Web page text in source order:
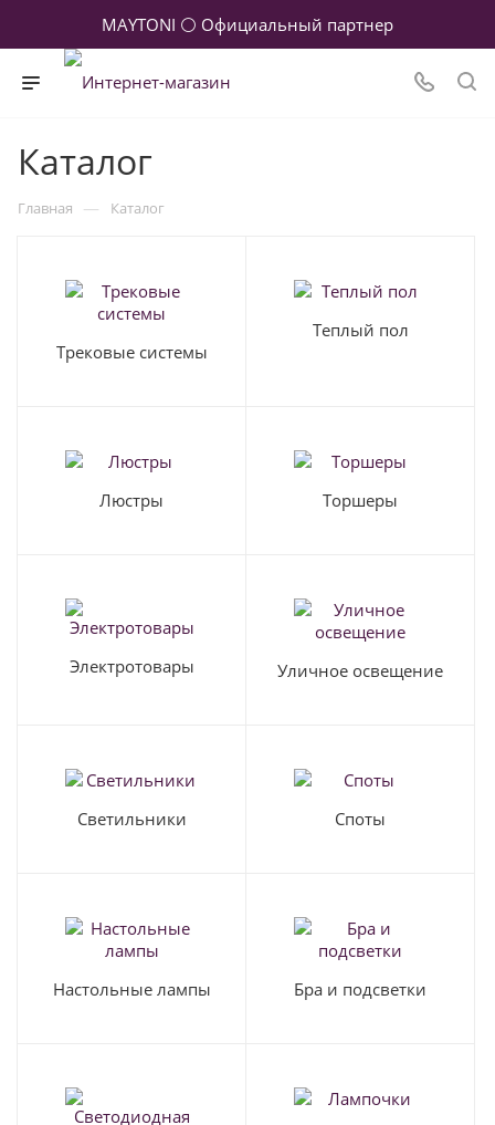
MAYTONI ⚪ Официальный партнер
Каталог
Главная — Каталог
Трековые системы
Теплый пол
Люстры Торшеры
Электротовары Уличное освещение
Светильники Споты
Настольные лампы Бра и подсветки